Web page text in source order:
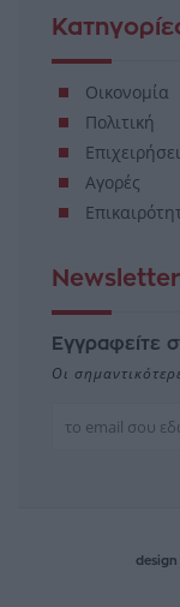
Οικονομία
Πολιτική
Αγορές
Newsletter
Εγγραφείτε
Οι